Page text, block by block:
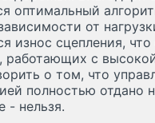
оптимальный
от
износ сцепления,
с
о том, что
полностью отдано
- нельзя.